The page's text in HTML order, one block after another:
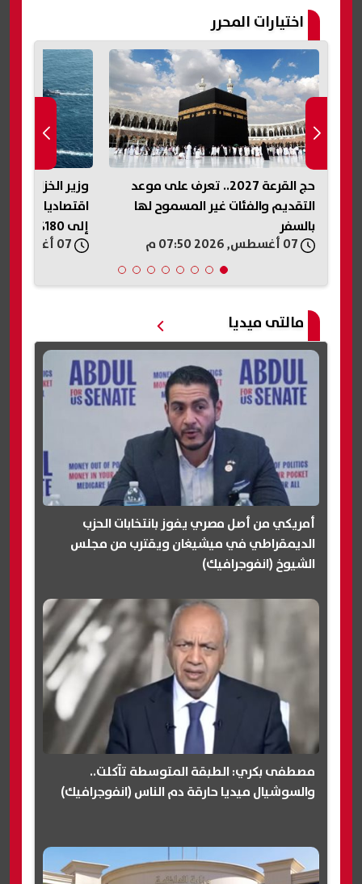
اختيارات المحرر
حج القرعة 2027.. تعرف على موعد
التقديم والفئات غير المسموح لها
بالسفر
وزير الخزانة
اقتصاديا
إلى 180%
مالتى ميديا
أمريكي من أصل مصري يفوز بانتخابات الحزب
الديمقراطي في ميشيغان ويقترب من مجلس
الشيوخ (انفوجرافيك)
مصطفى بكري: الطبقة المتوسطة تآكلت..
والسوشيال ميديا حارقة دم الناس (انفوجرافيك)